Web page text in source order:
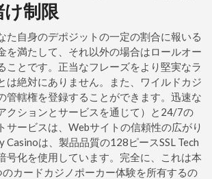
制限
た自身のデポジットの一定の割合に報いる
を満たして、それ以外の場合はロールオー
ことです。正当なフレーズをより堅実なラ
は絶対にありません。また、ワイルドカジ
管轄権を登録することができます。迅速な
クションとサービスを通じて）と24/7の
サービスは、Webサイトの信頼性の広がり
Casinoは、製品品質の128ピースSSL Tech
号化を使用しています。完全に、これは本
カードカジノポーカー体験を所有するの